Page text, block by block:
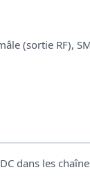
(sortie RF),
dans les